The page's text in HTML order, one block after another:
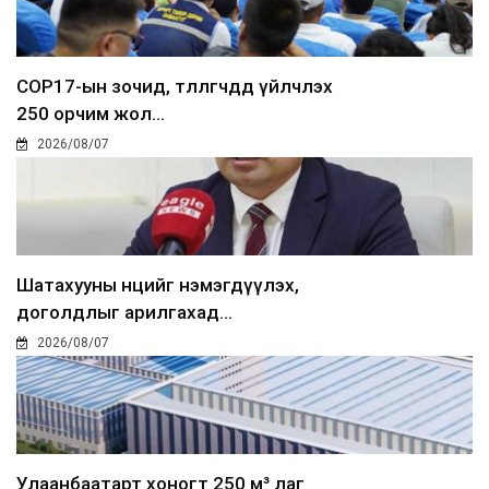
COP17-ын зочид, төлөөлөгчдөд үйлчлэх
250 орчим жол...
2026/08/07
Шатахууны нөөцийг нэмэгдүүлэх,
доголдлыг арилгахад...
2026/08/07
Улаанбаатарт хоногт 250 м³ лаг